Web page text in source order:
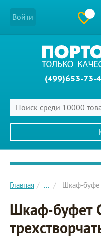
Войти
(499)653-73-
Главное меню сайта
Главная ... Шкаф-
Шкаф-буфет